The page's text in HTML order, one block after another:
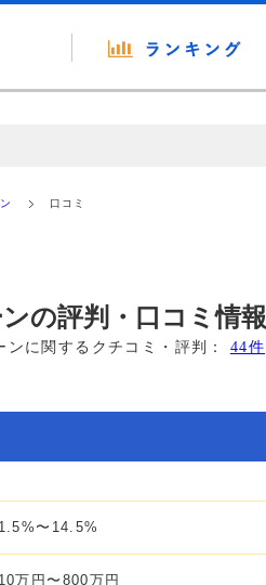
ます。口コミ
の評判・口コミ情報
ンに関するクチコミ・評判： 44件
1.5%〜14.5%
10万円〜800万円